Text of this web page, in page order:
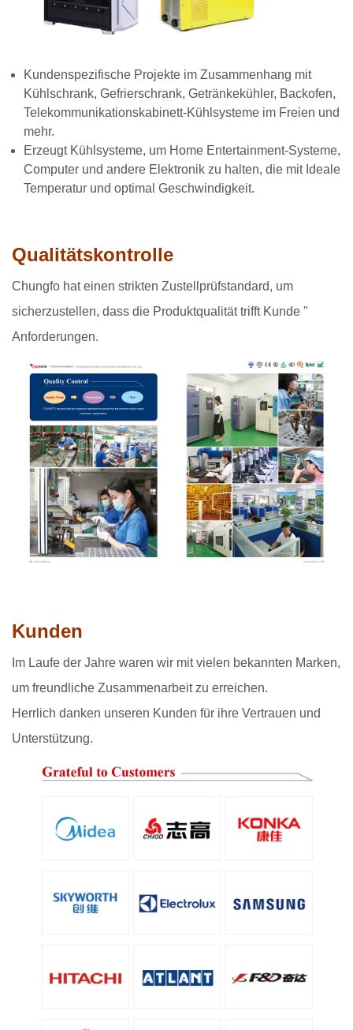
Kundenspezifische Projekte im Zusammenhang mit
Kühlschrank, Gefrierschrank, Getränkekühler, Backofen,
Telekommunikationskabinett-Kühlsysteme im Freien und
mehr.
Erzeugt Kühlsysteme, um Home Entertainment-Systeme,
Computer und andere Elektronik zu halten, die mit Ideale
Temperatur und optimal Geschwindigkeit.
Qualitätskontrolle
Chungfo hat einen strikten Zustellprüfstandard, um
sicherzustellen, dass die Produktqualität trifft Kunde "
Anforderungen.
Kunden
Im Laufe der Jahre waren wir mit vielen bekannten Marken,
um freundliche Zusammenarbeit zu erreichen.
Herrlich danken unseren Kunden für ihre Vertrauen und
Unterstützung.